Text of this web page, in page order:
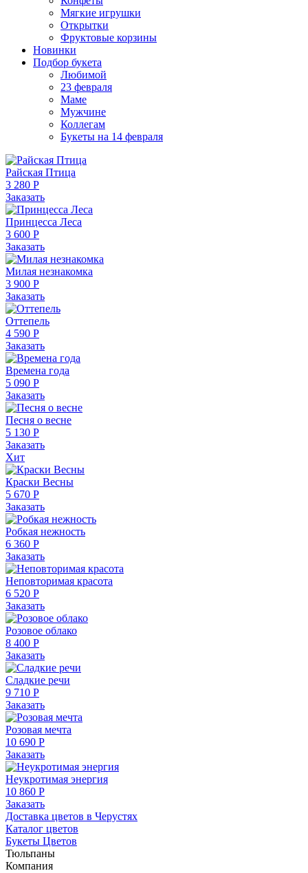
Мягкие игрушки
Открытки
Фруктовые корзины
Новинки
Подбор букета
Любимой
23 февраля
Маме
Мужчине
Коллегам
Букеты на 14 февраля
Райская Птица
3 280 Р
Заказать
Принцесса Леса
3 600 Р
Заказать
Милая незнакомка
3 900 Р
Заказать
Оттепель
4 590 Р
Заказать
Времена года
5 090 Р
Заказать
Песня о весне
5 130 Р
Заказать
Хит
Краски Весны
5 670 Р
Заказать
Робкая нежность
6 360 Р
Заказать
Неповторимая красота
6 520 Р
Заказать
Розовое облако
8 400 Р
Заказать
Сладкие речи
9 710 Р
Заказать
Розовая мечта
10 690 Р
Заказать
Неукротимая энергия
10 860 Р
Заказать
Доставка цветов в Черустях
Каталог цветов
Букеты Цветов
Тюльпаны
Компания